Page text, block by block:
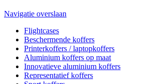
Navigatie overslaan
Flightcases
Beschermende koffers
Printerkoffers / laptopkoffers
Aluminium koffers op maat
Innovatieve aluminium koffers
Representatief koffers